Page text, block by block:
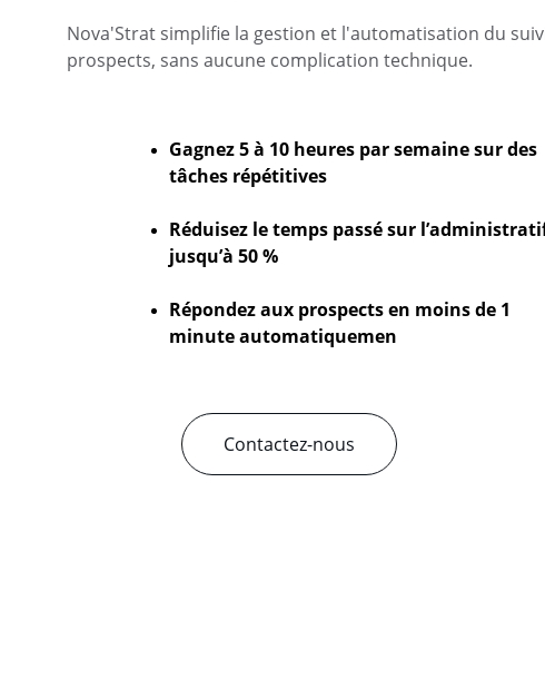
Nova'Strat simplifie la gestion et l'automatisation du
prospects, sans aucune complication technique.
Contactez-nous
Gagnez 5 à 10 heures par semaine sur des
tâches répétitives
Réduisez le temps passé sur
jusqu’à 50 %
Répondez aux prospects en moins de 1
minute automatiquemen